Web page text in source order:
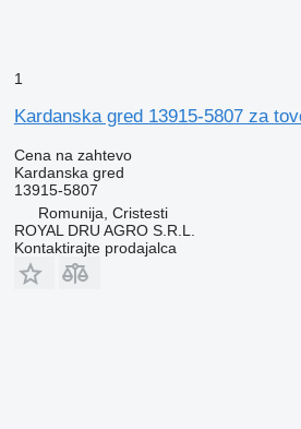
1
Kardanska gred 13915-5807 za
Cena na zahtevo
Kardanska gred
13915-5807
Romunija, Cristesti
ROYAL DRU AGRO S.R.L.
Kontaktirajte prodajalca